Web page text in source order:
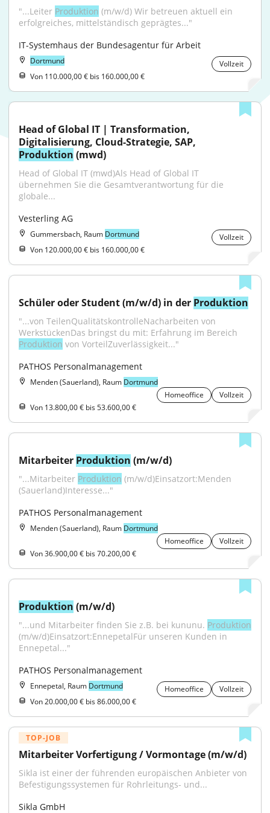
"...Leiter Produktion (m/w/d) Wir betreuen aktuell ein
erfolgreiches, mittelständisch geprägtes..."
IT-Systemhaus der Bundesagentur für Arbeit
Dortmund
Vollzeit
Von 110.000,00 € bis 160.000,00 €
Head of Global IT | Transformation,
Produktion (mwd)
Head of Global IT (mwd)Als Head of Global IT
übernehmen Sie die Gesamtverantwortung für die
globale...
Vesterling AG
Gummersbach, Raum Dortmund
Vollzeit
Von 120.000,00 € bis 160.000,00 €
Schüler oder Student (m/w/d) in der Produktion
"...von TeilenQualitätskontrolleNacharbeiten von
Produktion von VorteilZuverlässigkeit..."
PATHOS Personalmanagement
Menden (Sauerland), Raum Dortmund
Homeoffice
Vollzeit
Von 13.800,00 € bis 53.600,00 €
Mitarbeiter Produktion (m/w/d)
"...Mitarbeiter Produktion (m/w/d)Einsatzort:Menden
(Sauerland)Interesse..."
PATHOS Personalmanagement
Menden (Sauerland), Raum Dortmund
Homeoffice
Vollzeit
Von 36.900,00 € bis 70.200,00 €
Produktion (m/w/d)
"...und Mitarbeiter finden Sie z.B. bei kununu. Produktion
(m/w/d)Einsatzort:EnnepetalFür unseren Kunden in
Ennepetal..."
PATHOS Personalmanagement
Ennepetal, Raum Dortmund Homeoffice
Vollzeit
Von 20.000,00 € bis 86.000,00 €
TOP-JOB
Mitarbeiter Vorfertigung / Vormontage (m/w/d)
Sikla ist einer der führenden europäischen Anbieter von
Befestigungssystemen für Rohrleitungs- und...
Sikla GmbH